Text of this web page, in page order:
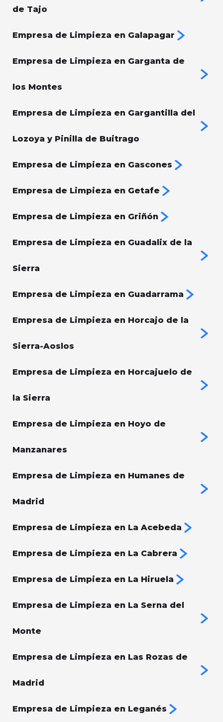
de Tajo
Empresa de Limpieza en Galapagar
Empresa de Limpieza en Garganta de
los Montes
Empresa de Limpieza en Gargantilla del
Lozoya y Pinilla de Buitrago
Empresa de Limpieza en Gascones
Empresa de Limpieza en Getafe
Empresa de Limpieza en Griñón
Empresa de Limpieza en Guadalix de la
Sierra
Empresa de Limpieza en Guadarrama
Empresa de Limpieza en Horcajo de la
Sierra-Aoslos
Empresa de Limpieza en Horcajuelo de
la Sierra
Empresa de Limpieza en Hoyo de
Manzanares
Empresa de Limpieza en Humanes de
Madrid
Empresa de Limpieza en La Acebeda
Empresa de Limpieza en La Cabrera
Empresa de Limpieza en La Hiruela
Empresa de Limpieza en La Serna del
Monte
Empresa de Limpieza en Las Rozas de
Madrid
Empresa de Limpieza en Leganés